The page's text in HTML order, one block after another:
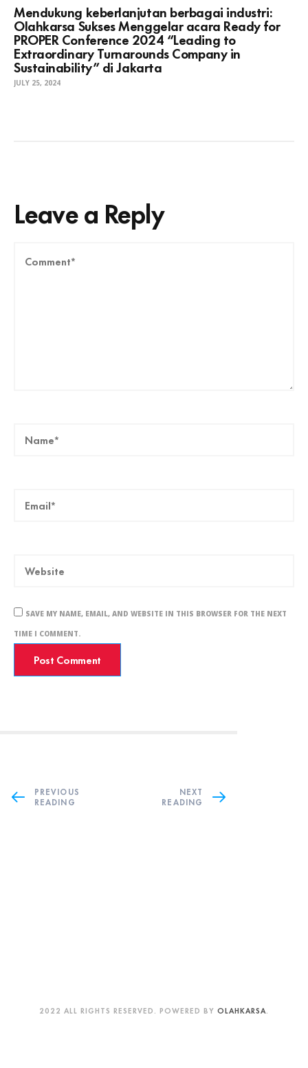
Mendukung keberlanjutan berbagai industri:
Olahkarsa Sukses Menggelar acara Ready for
PROPER Conference 2024 “Leading to
Extraordinary Turnarounds Company in
Sustainability” di Jakarta
JULY 25, 2024
Leave a Reply
SAVE MY NAME, EMAIL, AND WEBSITE IN THIS BROWSER FOR THE NEXT
TIME I COMMENT.
PREVIOUS
READING
NEXT
READING
2022 ALL RIGHTS RESERVED. POWERED BY OLAHKARSA